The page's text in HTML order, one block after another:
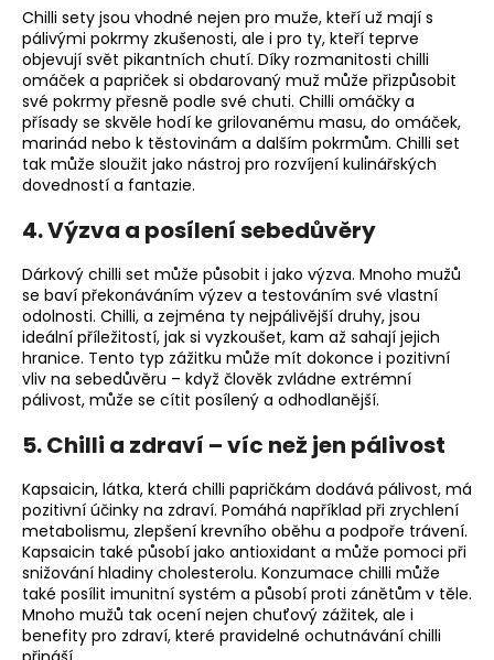
Chilli sety jsou vhodné nejen pro muže, kteří už mají s
pálivými pokrmy zkušenosti, ale i pro ty, kteří teprve
objevují svět pikantních chutí. Díky rozmanitosti chilli
omáček a papriček si obdarovaný muž může přizpůsobit
své pokrmy přesně podle své chuti. Chilli omáčky a
přísady se skvěle hodí ke grilovanému masu, do omáček,
marinád nebo k těstovinám a dalším pokrmům. Chilli set
tak může sloužit jako nástroj pro rozvíjení kulinářských
dovedností a fantazie.
4.Výzva a posílení sebedůvěry
Dárkový chilli set může působit i jako výzva. Mnoho mužů
se baví překonáváním výzev a testováním své vlastní
odolnosti. Chilli, a zejména ty nejpálivější druhy, jsou
ideální příležitostí, jak si vyzkoušet, kam až sahají jejich
hranice. Tento typ zážitku může mít dokonce i pozitivní
vliv na sebedůvěru – když člověk zvládne extrémní
pálivost, může se cítit posílený a odhodlanější.
5.Chilli a zdraví – víc než jen pálivost
Kapsaicin, látka, která chilli papričkám dodává pálivost, má
pozitivní účinky na zdraví. Pomáhá například při zrychlení
metabolismu, zlepšení krevního oběhu a podpoře trávení.
Kapsaicin také působí jako antioxidant a může pomoci při
snižování hladiny cholesterolu. Konzumace chilli může
také posílit imunitní systém a působí proti zánětům v těle.
Mnoho mužů tak ocení nejen chuťový zážitek, ale i
benefity pro zdraví, které pravidelné ochutnávání chilli